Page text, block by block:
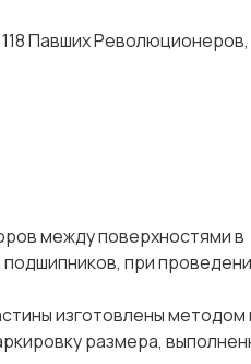
Павших Революционеров,
между по­верх­но­стя­ми в
под­шип­ни­ков, при
из­го­тов­ле­ны
размера,